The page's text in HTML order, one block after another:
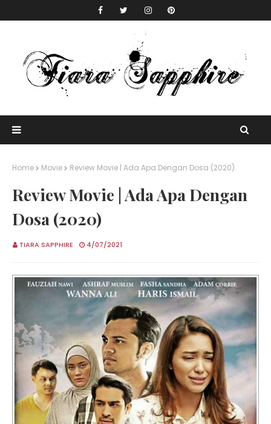
Home Movie Review Movie | Ada Apa Dengan Dosa (2020)
Review Movie | Ada Apa Dengan
Dosa (2020)
TIARA SAPPHIRE 4/07/2021